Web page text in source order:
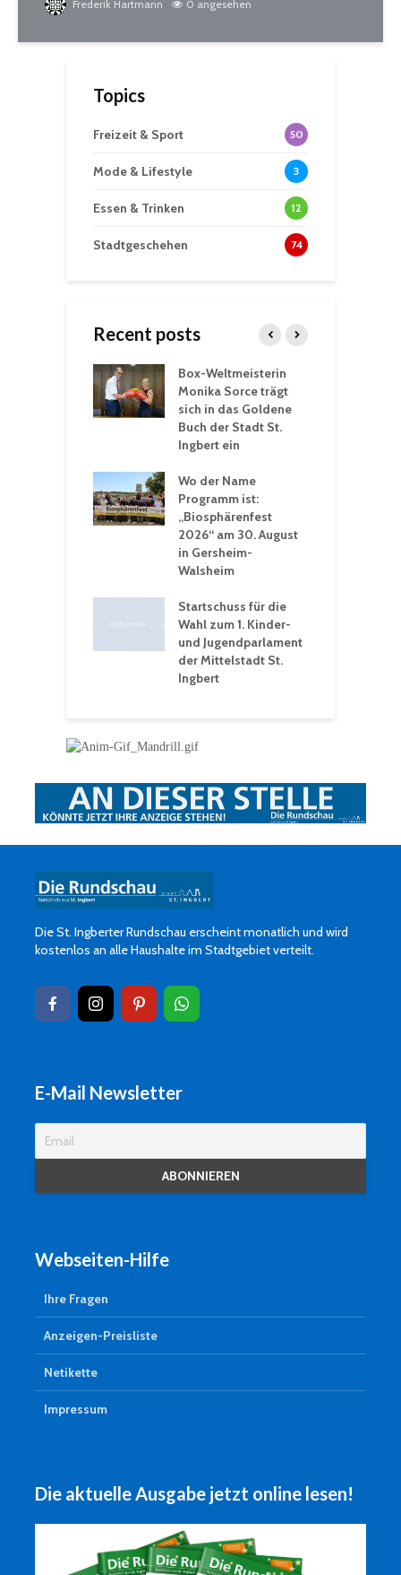
Frederik Hartmann 0 angesehen
Topics
Freizeit & Sport 50
Mode & Lifestyle 3
Essen & Trinken 12
Stadtgeschehen 74
Recent posts
Box-Weltmeisterin
Monika Sorce trägt
sich in das Goldene
Buch der Stadt St.
Ingbert ein
Wo der Name
Programm ist:
„Biosphärenfest
2026“ am 30. August
in Gersheim-
Walsheim
Startschuss für die
Wahl zum 1. Kinder-
und Jugendparlament
der Mittelstadt St.
Ingbert
Die St. Ingberter Rundschau erscheint monatlich und wird
kostenlos an alle Haushalte im Stadtgebiet verteilt.
E-Mail Newsletter
Webseiten-Hilfe
Ihre Fragen
Anzeigen-Preisliste
Netikette
Impressum
Die aktuelle Ausgabe jetzt online lesen!